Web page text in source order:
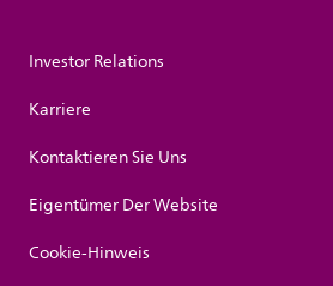
Investor Relations
Karriere
Kontaktieren Sie Uns
Eigentümer Der Website
Cookie-Hinweis